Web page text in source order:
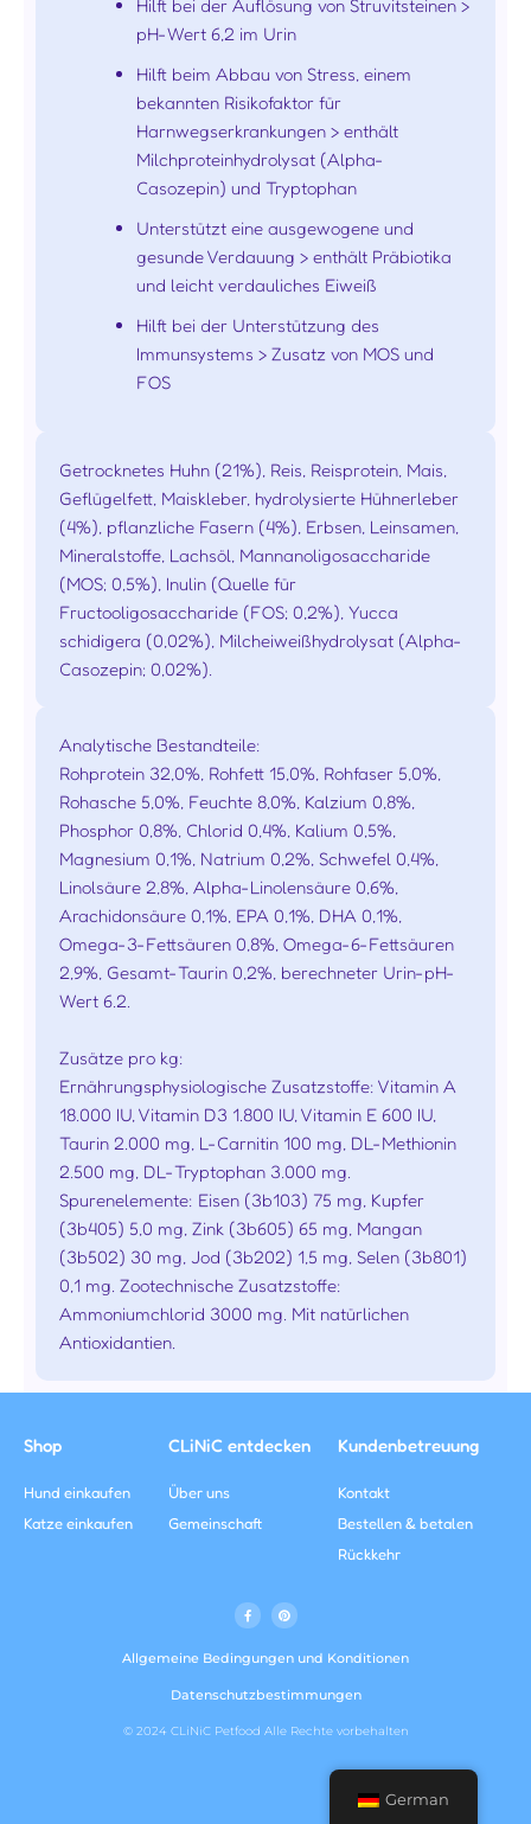
Hilft bei der Auflösung von Struvitsteinen >
pH-Wert 6,2 im Urin
Hilft beim Abbau von Stress, einem
bekannten Risikofaktor für
Harnwegserkrankungen > enthält
Milchproteinhydrolysat (Alpha-
Casozepin) und Tryptophan
Unterstützt eine ausgewogene und
gesunde Verdauung > enthält Präbiotika
und leicht verdauliches Eiweiß
Hilft bei der Unterstützung des
Immunsystems > Zusatz von MOS und
FOS
Getrocknetes Huhn (21%), Reis, Reisprotein, Mais,
Geflügelfett, Maiskleber, hydrolysierte Hühnerleber
(4%), pflanzliche Fasern (4%), Erbsen, Leinsamen,
Mineralstoffe, Lachsöl, Mannanoligosaccharide
(MOS; 0,5%), Inulin (Quelle für
Fructooligosaccharide (FOS; 0,2%), Yucca
schidigera (0,02%), Milcheiweißhydrolysat (Alpha-
Casozepin; 0,02%).
Analytische Bestandteile:
Rohprotein 32,0%, Rohfett 15,0%, Rohfaser 5,0%,
Rohasche 5,0%, Feuchte 8,0%, Kalzium 0,8%,
Phosphor 0,8%, Chlorid 0,4%, Kalium 0,5%,
Magnesium 0,1%, Natrium 0,2%, Schwefel 0,4%,
Linolsäure 2,8%, Alpha-Linolensäure 0,6%,
Arachidonsäure 0,1%, EPA 0,1%, DHA 0,1%,
Omega-3-Fettsäuren 0,8%, Omega-6-Fettsäuren
2,9%, Gesamt-Taurin 0,2%, berechneter Urin-pH-
Wert 6.2.
Zusätze pro kg:
Ernährungsphysiologische Zusatzstoffe: Vitamin A
18.000 IU, Vitamin D3 1.800 IU, Vitamin E 600 IU,
Taurin 2.000 mg, L-Carnitin 100 mg, DL-Methionin
2.500 mg, DL-Tryptophan 3.000 mg.
Spurenelemente: Eisen (3b103) 75 mg, Kupfer
(3b405) 5,0 mg, Zink (3b605) 65 mg, Mangan
(3b502) 30 mg, Jod (3b202) 1,5 mg, Selen (3b801)
0,1 mg. Zootechnische Zusatzstoffe:
Ammoniumchlorid 3000 mg. Mit natürlichen
Antioxidantien.
Shop
Hund einkaufen
Katze einkaufen
CLiNiC entdecken
Über uns
Gemeinschaft
Kundenbetreuung
Kontakt
Bestellen & betalen
Rückkehr
F
a
c
b
o
k
f
P
i
n
e
r
s
t
Allgemeine Bedingungen und Konditionen
Datenschutzbestimmungen
© 2024 CLiNiC Petfood Alle Rechte vorbehalten
German